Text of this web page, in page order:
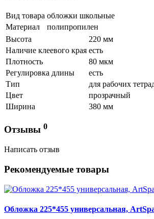
Вид товара обложки школьные
Материал
полипропилен
Высота
220 мм
Наличие клеевого края есть
Плотность
80 мкм
Регулировка длины
есть
Тип
для рабочих
Цвет
прозрачный
Ширина
380 мм
Отзывы 0
Написать отзыв
Рекомендуемые товары
Обложка 225*455 универсальная,